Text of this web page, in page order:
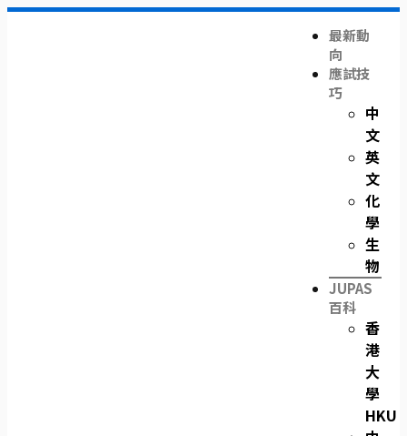
Skip
最新動
向
應試技
巧
中
文
英
文
化
學
生
物
JUPAS
百科
香
港
大
學
HKU